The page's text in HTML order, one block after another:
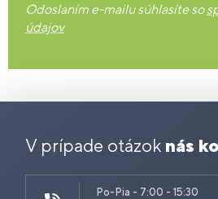
Odoslaním e-mailu súhlasíte so
údajov
V prípade otázok nás
Po-Pia - 7:00 - 15:30